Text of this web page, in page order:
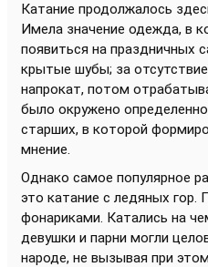
Катание продолжалось
Имела значение одежда, в
появиться на праздничных
крытые шубы; за
напрокат, потом
было окружено
старших, в которой
мнение.
Однако самое популярное
это катание с ледяных гор.
фонариками. Катались на
девушки и парни могли
народе, не вызывая при